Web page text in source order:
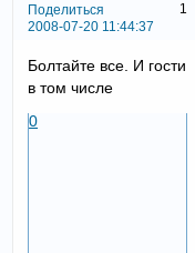
Поделиться
1
2008-07-20 11:44:37
Болтайте все. И гости
в том числе
0